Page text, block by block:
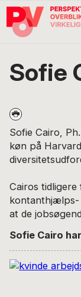
Gå
direkte
navigation
Skip
indhold
Gå
direkte
POV
International
Sofie
Sofie Cairo,
køn på
Cairos
kontanthjælps-
at de
Sofie Cairo